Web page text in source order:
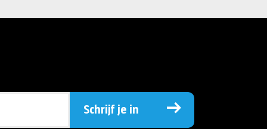
Schrijf je in